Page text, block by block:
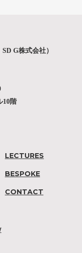
G株式会社）
10階
LECTURES
BESPOKE
CONTACT